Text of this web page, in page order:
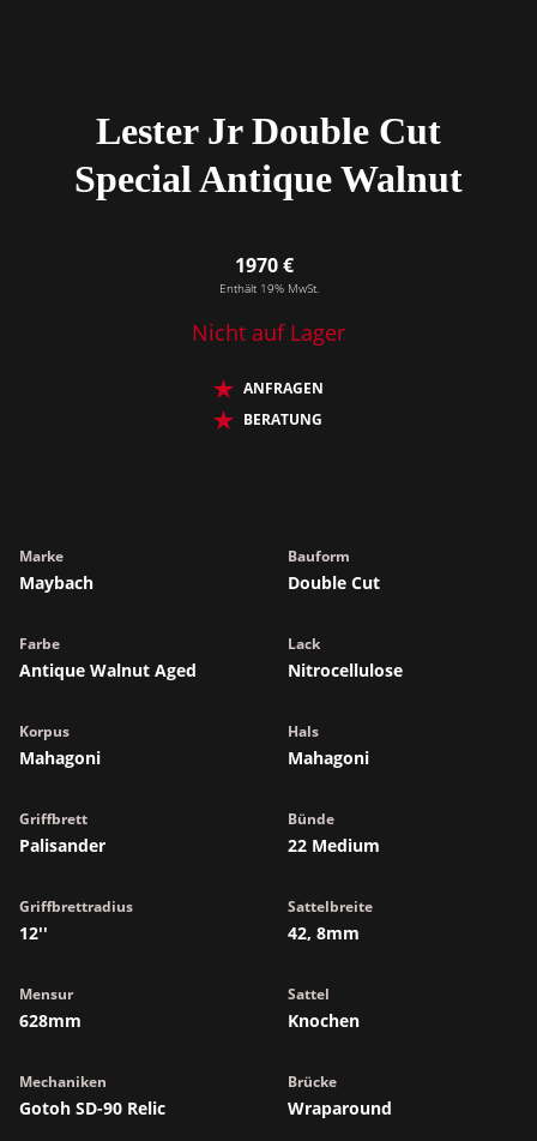
Lester Jr Double Cut
Special Antique Walnut
1970 €
Enthält 19% MwSt.
Nicht auf Lager
ANFRAGEN
BERATUNG
Marke
Maybach
Bauform
Double Cut
Farbe
Antique Walnut Aged
Lack
Nitrocellulose
Korpus
Mahagoni
Hals
Mahagoni
Griffbrett
Palisander
Bünde
22 Medium
Griffbrettradius
12''
Sattelbreite
42, 8mm
Mensur
628mm
Sattel
Knochen
Mechaniken
Gotoh SD-90 Relic
Brücke
Wraparound